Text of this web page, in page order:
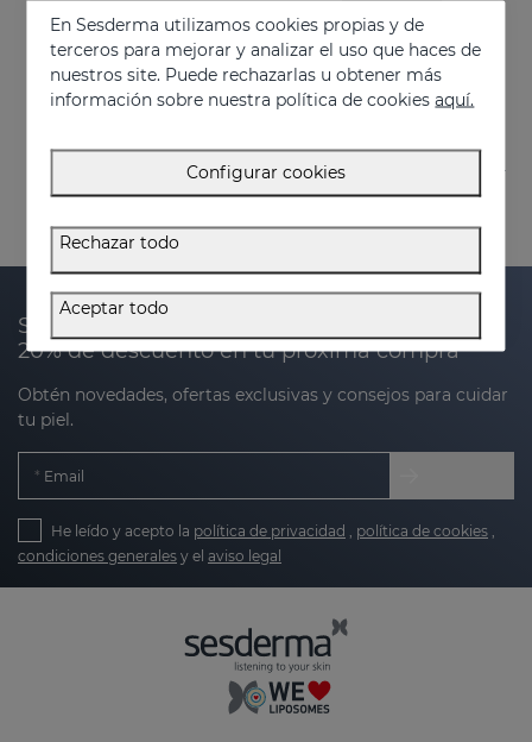
HIDRAVEN Pan Dermatológico
Limpieza facial para pieles sensibles y delicadas
10.95 €
Hidrata, calma, regenera y protege
22.95 €
Suscríbete a nuestra newsletter y recibe un
20% de descuento en tu próxima compra
Obtén novedades, ofertas exclusivas y consejos para cuidar
tu piel.
Email
He leído y acepto la política de privacidad , política de cookies ,
condiciones generales y el aviso legal
En Sesderma utilizamos cookies propias y de
terceros para mejorar y analizar el uso que haces de
nuestros site. Puede rechazarlas u obtener más
información sobre nuestra política de cookiesaquí.
Configurar cookies
Rechazar todo
Aceptar todo